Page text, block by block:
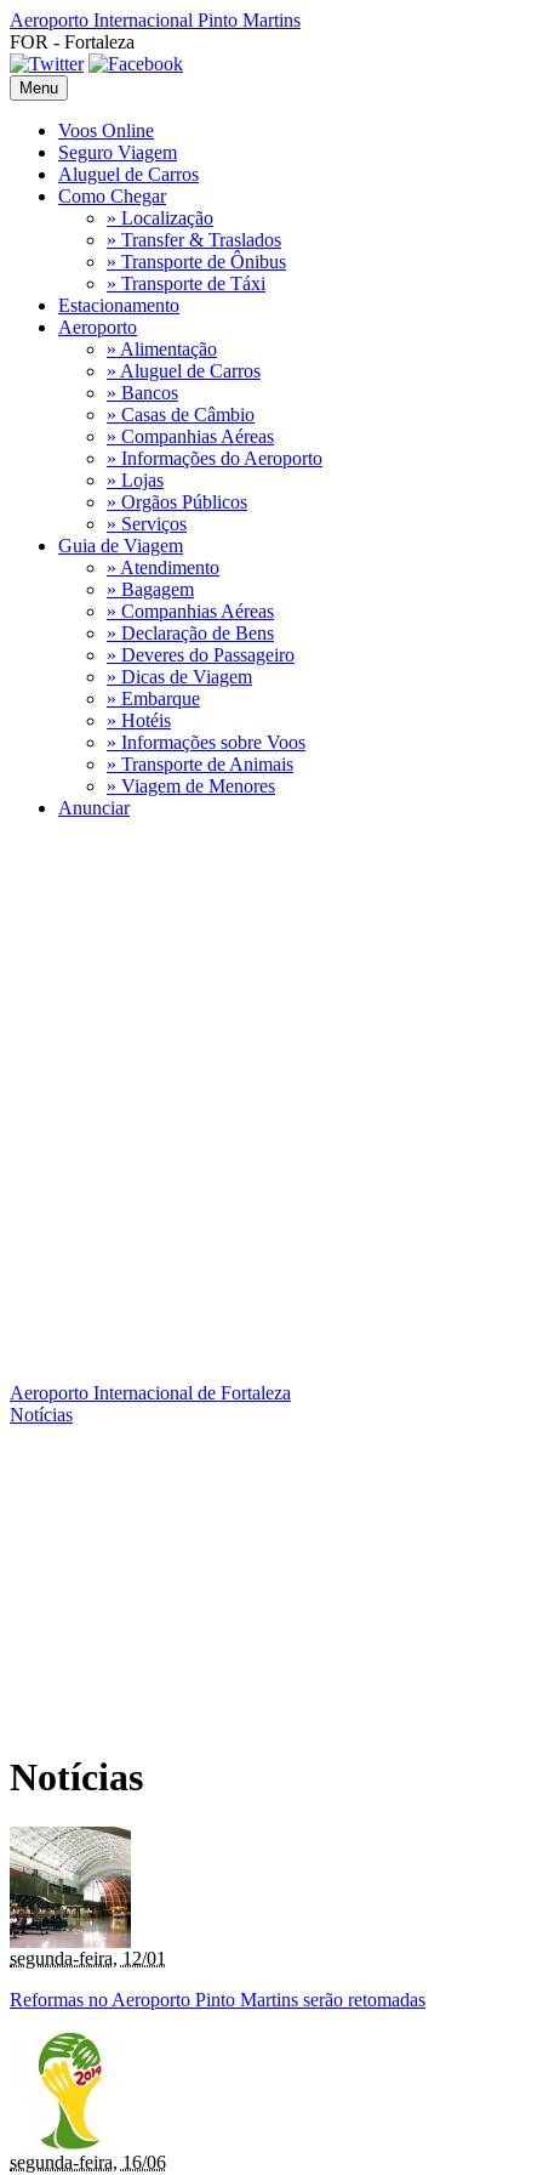
Aeroporto Internacional Pinto Martins
FOR - Fortaleza
Menu
Voos Online
Seguro Viagem
Aluguel de Carros
Como Chegar
» Localização
» Transfer & Traslados
» Transporte de Ônibus
» Transporte de Táxi
Estacionamento
Aeroporto
» Alimentação
» Aluguel de Carros
» Bancos
» Casas de Câmbio
» Companhias Aéreas
» Informações do Aeroporto
» Lojas
» Orgãos Públicos
» Serviços
Guia de Viagem
» Atendimento
» Bagagem
» Companhias Aéreas
» Declaração de Bens
» Deveres do Passageiro
» Dicas de Viagem
» Embarque
» Hotéis
» Informações sobre Voos
» Transporte de Animais
» Viagem de Menores
Anunciar
Aeroporto Internacional de Fortaleza
Notícias
Notícias
segunda-feira, 12/01
Reformas no Aeroporto Pinto Martins serão retomadas
segunda-feira, 16/06